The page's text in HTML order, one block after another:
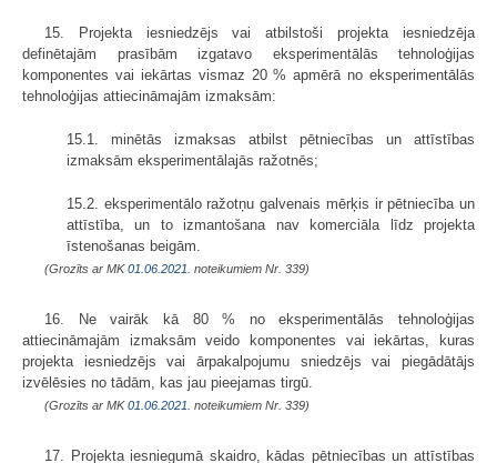
15. Projekta iesniedzējs vai atbilstoši projekta iesniedzēja
definētajām prasībām izgatavo eksperimentālās tehnoloģijas
komponentes vai iekārtas vismaz 20 % apmērā no eksperimentālās
tehnoloģijas attiecināmajām izmaksām:
15.1. minētās izmaksas atbilst pētniecības un attīstības
izmaksām eksperimentālajās ražotnēs;
15.2. eksperimentālo ražotņu galvenais mērķis ir pētniecība un
attīstība, un to izmantošana nav komerciāla līdz projekta
īstenošanas beigām.
(Grozīts ar MK01.06.2021. noteikumiem Nr. 339)
16. Ne vairāk kā 80 % no eksperimentālās tehnoloģijas
attiecināmajām izmaksām veido komponentes vai iekārtas, kuras
projekta iesniedzējs vai ārpakalpojumu sniedzējs vai piegādātājs
izvēlēsies no tādām, kas jau pieejamas tirgū.
(Grozīts ar MK01.06.2021. noteikumiem Nr. 339)
17. Projekta iesniegumā skaidro, kādas pētniecības un attīstības